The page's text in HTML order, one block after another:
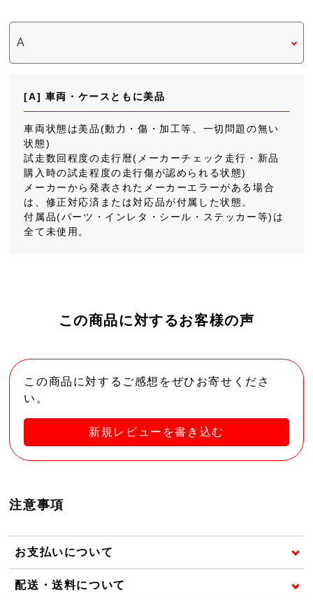
[A] 車両・ケースともに美品
車両状態は美品(動力・傷・加工等、一切問題の無い
状態)
試走数回程度の走行暦(メーカーチェック走行・新品
購入時の試走程度の走行傷が認められる状態)
メーカーから発表されたメーカーエラーがある場合
は、修正対応済または対応品が付属した状態。
付属品(パーツ・インレタ・シール・ステッカー等)は
全て未使用。
この商品に対するお客様の声
この商品に対するご感想をぜひお寄せくださ
い。
新規レビューを書き込む
注意事項
お支払いについて
配送・送料について